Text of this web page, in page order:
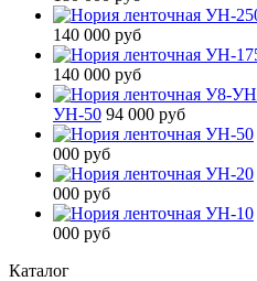
140 000 руб
140 000 руб
УН-50 94 000 руб
000 руб
000 руб
000 руб
Каталог